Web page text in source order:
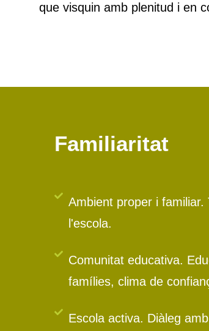
que visquin amb plenitud i en
Familiaritat
Ambient proper i
l'escola.
Comunitat educativa.
famílies, clima de
Escola activa. Diàleg